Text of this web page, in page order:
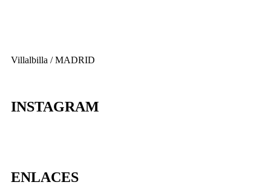
Villalbilla / MADRID
INSTAGRAM
ENLACES